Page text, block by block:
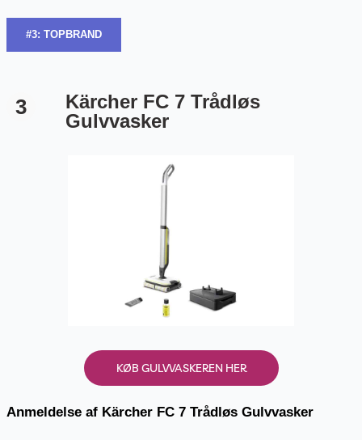
#3: TOPBRAND
3
Kärcher FC 7 Trådløs
Gulvvasker
KØB GULVVASKEREN HER
Anmeldelse af Kärcher FC 7 Trådløs Gulvvasker